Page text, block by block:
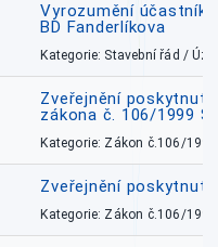
Vyrozumění
BD Fanderlíkova
Kategorie: Stavební řád /
Zveřejnění
zákona č. 106/1999
Kategorie: Zákon č.106/1999
Zveřejnění
Kategorie: Zákon č.106/1999